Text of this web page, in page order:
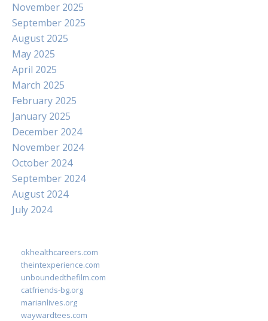
November 2025
September 2025
August 2025
May 2025
April 2025
March 2025
February 2025
January 2025
December 2024
November 2024
October 2024
September 2024
August 2024
July 2024
okhealthcareers.com
theintexperience.com
unboundedthefilm.com
catfriends-bg.org
marianlives.org
waywardtees.com